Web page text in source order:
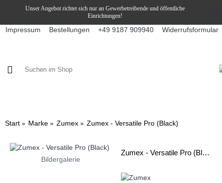
Unser Angebot richtet sich nur an Gewerbetreibende und öffentliche
Einrichtungen!
Impressum Bestellungen +49 9187 909940 Widerrufsformular
Start Marke Zumex Zumex - Versatile Pro (Black)
Bildergalerie
Zumex - Versatile Pro (Black)